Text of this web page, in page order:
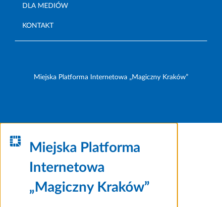
DLA MEDIÓW
KONTAKT
Miejska Platforma Internetowa „Magiczny Kraków”
Miejska Platforma
Internetowa
„Magiczny Kraków”